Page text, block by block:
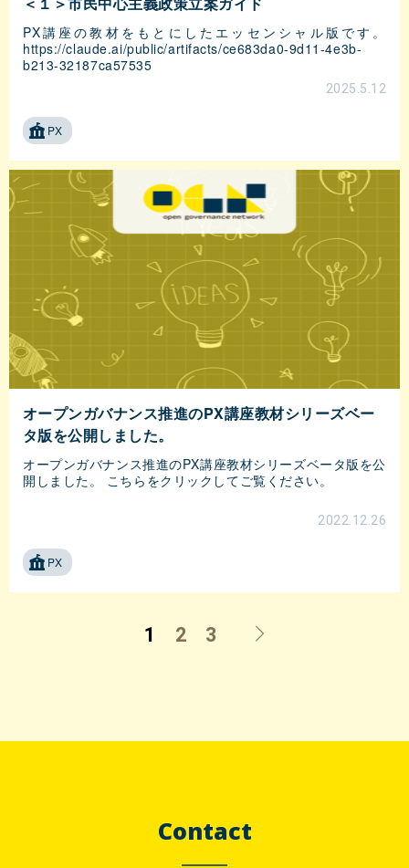
PX講座の教材をもとにしたエッセンシャル版です。
https://claude.ai/public/artifacts/ce683da0-9d11-4e3b-
b213-32187ca57535
2025.5.12
PX
オープンガバナンス推進のPX講座教材シリーズベー
タ版を公開しました。
オープンガバナンス推進のPX講座教材シリーズベータ版を公
開しました。 こちらをクリックしてご覧ください。
2022.12.26
PX
1 2 3
Contact